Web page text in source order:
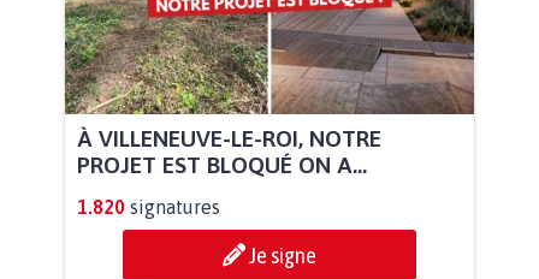
À VILLENEUVE-LE-ROI, NOTRE
PROJET EST BLOQUÉ ON A...
1.820 signatures
Je signe